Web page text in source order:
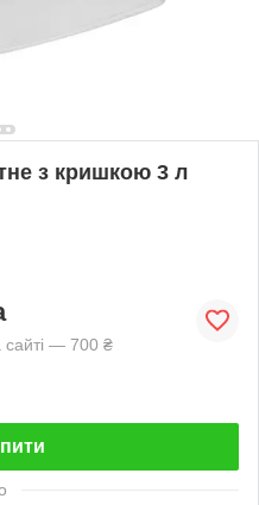
з кришкою 3 л
сайті — 700 ₴